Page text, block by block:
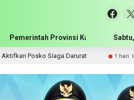
Pemerintah Provinsi Kalimantan
1 hari lalu Komisi III DPRD Tanah